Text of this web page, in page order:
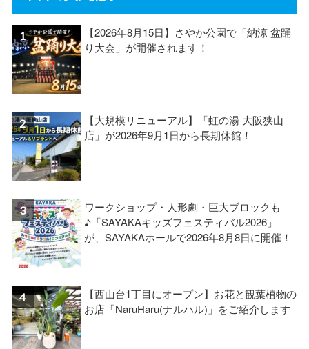
【2026年8月15日】さやか公園で「納涼 盆踊
り大会」が開催されます！
【大規模リニューアル】「虹の湯 大阪狭山
店」が2026年9月1日から長期休館！
ワークショップ・人形劇・巨大ブロックも
♪「SAYAKAキッズフェスティバル2026」
が、SAYAKAホールで2026年8月8日に開催！
【西山台1丁目にオープン】お花と観葉植物の
お店「NaruHaru(ナルハル)」をご紹介します